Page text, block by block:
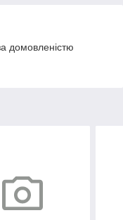
домовленістю